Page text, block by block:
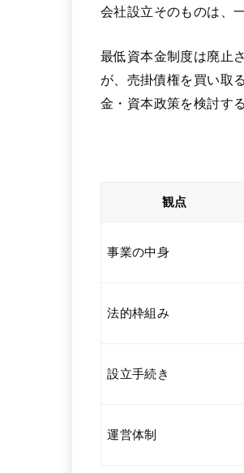
会社設立そのものは、
最低資本金制度は廃止
が、売掛債権を買い取
金・資本政策を検討す
観点
事業の中身
法的枠組み
設立手続き
運営体制